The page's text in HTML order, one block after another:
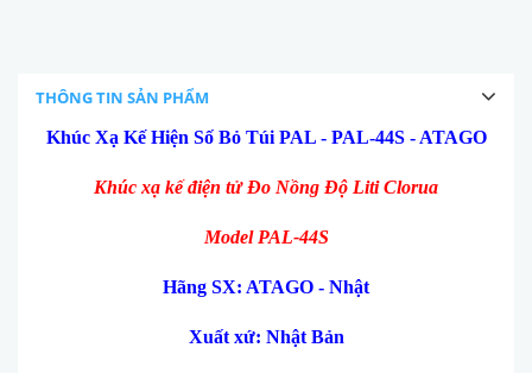
THÔNG TIN SẢN PHẨM
Khúc Xạ Kế Hiện Số Bỏ Túi PAL - PAL-44S - ATAGO
Khúc xạ kế điện tử Đo Nồng Độ Liti Clorua
Model PAL-44S
Hãng SX: ATAGO - Nhật
Xuất xứ: Nhật Bản